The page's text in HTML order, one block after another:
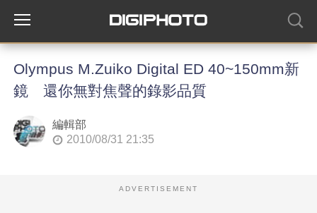
Olympus M.Zuiko Digital ED 40~150mm新
鏡 還你無對焦聲的錄影品質
編輯部
2010/08/31 21:35
ADVERTISEMENT